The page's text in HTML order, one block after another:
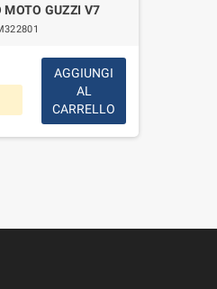
MOTO GUZZI V7
AGGIUNGI
AL
CARRELLO